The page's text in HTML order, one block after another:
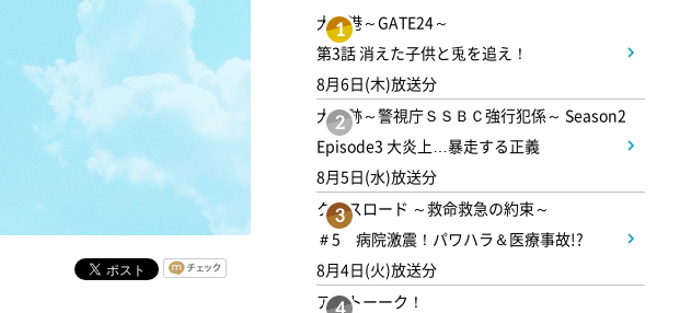
1
大空港～GATE24～
第3話 消えた子供と兎を追え！
8月6日(木)放送分
2
大追跡～警視庁ＳＳＢＣ強行犯係～ Season2
Episode3 大炎上…暴走する正義
8月5日(水)放送分
3
クロスロード ～救命救急の約束～
＃5 病院激震！パワハラ＆医療事故!?
8月4日(火)放送分
4
アメトーーク！
午後 1:30
DAIGOも台所 ～きょうの献
立 何にする?～ 簡単!コーヒ
ーパンナコッタ
午後 1:45
ANNニュース